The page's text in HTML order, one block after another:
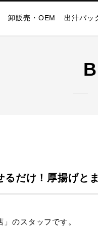
卸販売・OEM 出汁パッ
るだけ！厚揚げと
のスタッフです。